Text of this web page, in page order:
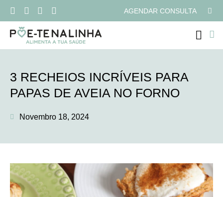
AGENDAR CONSULTA
3 RECHEIOS INCRÍVEIS PARA
PAPAS DE AVEIA NO FORNO
Novembro 18, 2024